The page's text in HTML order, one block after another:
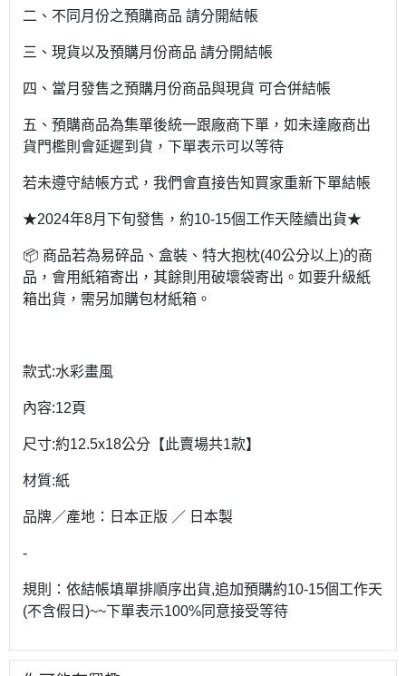
二、不同月份之預購商品 請分開結帳
三、現貨以及預購月份商品 請分開結帳
四、當月發售之預購月份商品與現貨 可合併結帳
五、預購商品為集單後統一跟廠商下單，如未達廠商出
貨門檻則會延遲到貨，下單表示可以等待
若未遵守結帳方式，我們會直接告知買家重新下單結帳
★2024年8月下旬發售，約10-15個工作天陸續出貨★
📦 商品若為易碎品、盒裝、特大抱枕(40公分以上)的商
品，會用紙箱寄出，其餘則用破壞袋寄出。如要升級紙
箱出貨，需另加購包材紙箱。
款式:水彩畫風
內容:12頁
尺寸:約12.5x18公分【此賣場共1款】
材質:紙
品牌／產地：日本正版 ／ 日本製
-
規則：依結帳填單排順序出貨,追加預購約10-15個工作天
(不含假日)~~下單表示100%同意接受等待